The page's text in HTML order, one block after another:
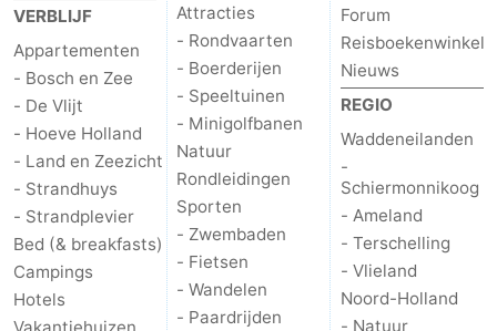
Vlieland
Noord-
Holland
Schoorlse
Duinen
Bergen
aan
Zee
-
Bergen
-
Alkmaar
-
Egmond
-
VERBLIJF
Appartementen
- Bosch en Zee
- De Vlijt
- Hoeve Holland
- Land en Zeezicht
- Strandhuys
- Strandplevier
Bed (& breakfasts)
Campings
Hotels
Attracties
- Rondvaarten
- Boerderijen
- Speeltuinen
- Minigolfbanen
Natuur
Rondleidingen
Sporten
- Zwembaden
- Fietsen
- Wandelen
- Paardrijden
Forum
Reisboekenwinkel
Nieuws
REGIO
Waddeneilanden
-
Schiermonnikoog
- Ameland
- Terschelling
- Vlieland
Noord-Holland
- Natuur